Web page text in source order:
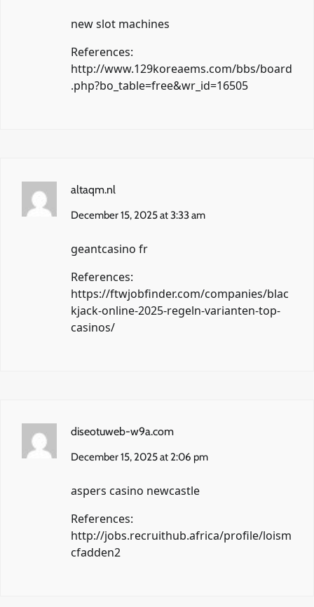
new slot machines
References:
http://www.129koreaems.com/bbs/board
.php?bo_table=free&wr_id=16505
altaqm.nl
December 15, 2025 at 3:33 am
geantcasino fr
References:
https://ftwjobfinder.com/companies/blac
kjack-online-2025-regeln-varianten-top-
casinos/
diseotuweb-w9a.com
December 15, 2025 at 2:06 pm
aspers casino newcastle
References:
http://jobs.recruithub.africa/profile/loism
cfadden2